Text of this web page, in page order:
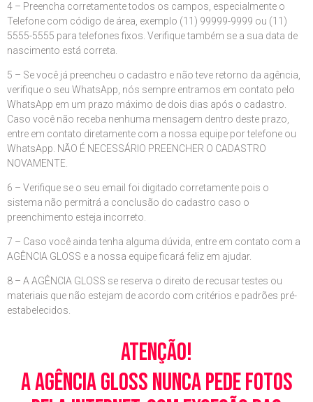
4 – Preencha corretamente todos os campos, especialmente o
Telefone com código de área, exemplo (11) 99999-9999 ou (11)
5555-5555 para telefones fixos. Verifique também se a sua data de
nascimento está correta.
5 – Se você já preencheu o cadastro e não teve retorno da agência,
verifique o seu WhatsApp, nós sempre entramos em contato pelo
WhatsApp em um prazo máximo de dois dias após o cadastro.
Caso você não receba nenhuma mensagem dentro deste prazo,
entre em contato diretamente com a nossa equipe por telefone ou
WhatsApp. NÃO É NECESSÁRIO PREENCHER O CADASTRO
NOVAMENTE.
6 – Verifique se o seu email foi digitado corretamente pois o
sistema não permitrá a conclusão do cadastro caso o
preenchimento esteja incorreto.
7 – Caso você ainda tenha alguma dúvida, entre em contato com a
AGÊNCIA GLOSS e a nossa equipe ficará feliz em ajudar.
8 – A AGÊNCIA GLOSS se reserva o direito de recusar testes ou
materiais que não estejam de acordo com critérios e padrões pré-
estabelecidos.
Atenção!
A Agência Gloss nunca pede fotos